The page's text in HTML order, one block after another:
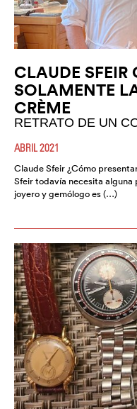
CLAUDE
SOLAMENTE
CRÈME
RETRATO DE UN
ABRIL 2021
Claude Sfeir ¿Cómo
Sfeir todavía necesita
joyero y gemólogo es (…)